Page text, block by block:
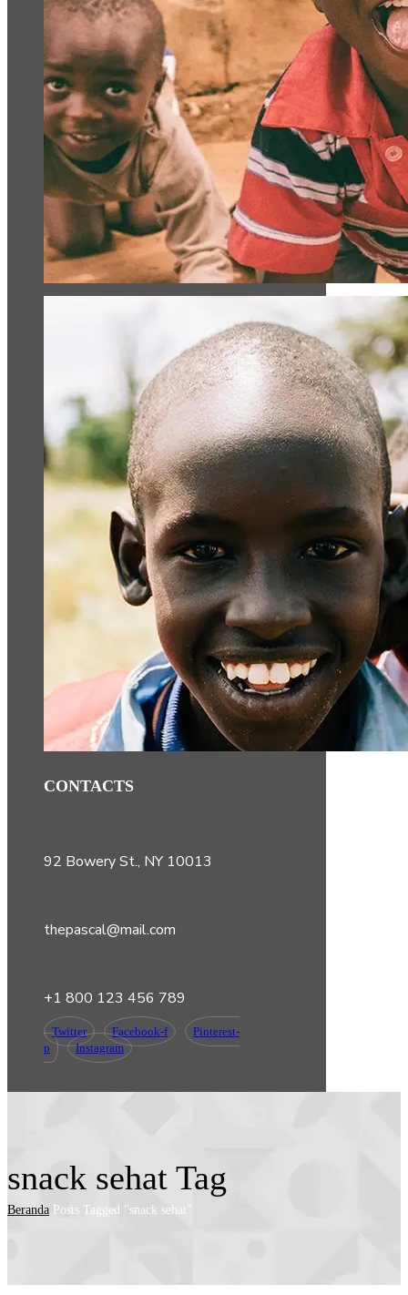
CONTACTS
92 Bowery St., NY 10013
thepascal@mail.com
+1 800 123 456 789
Twitter Facebook-f
Pinterest-
p
Instagram
snack sehat Tag
Beranda Posts Tagged "snack sehat"